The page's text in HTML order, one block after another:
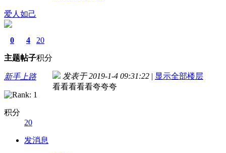
爱人如己
0
主题
4
帖子
20
积分
新手上路
积分
20
发消息
发表于 2019-1-4 09:31:22 | 显示全部楼层
看看看看看夸夸夸